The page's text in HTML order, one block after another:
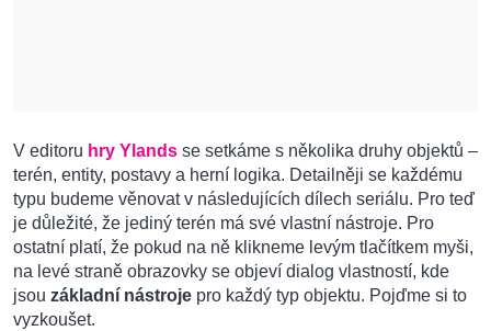
V editoru hry Ylands se setkáme s několika druhy objektů –
terén, entity, postavy a herní logika. Detailněji se každému
typu budeme věnovat v následujících dílech seriálu. Pro teď
je důležité, že jediný terén má své vlastní nástroje. Pro
ostatní platí, že pokud na ně klikneme levým tlačítkem myši,
na levé straně obrazovky se objeví dialog vlastností, kde
jsou základní nástroje pro každý typ objektu. Pojďme si to
vyzkoušet.